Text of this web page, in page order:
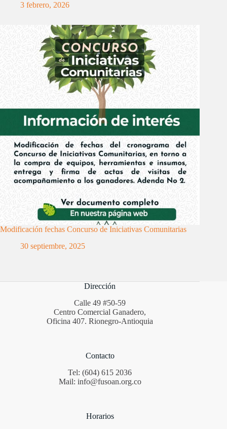
3 febrero, 2026
Modificación fechas Concurso de Iniciativas Comunitarias
30 septiembre, 2025
Dirección
Calle 49 #50-59
Centro Comercial Ganadero,
Oficina 407. Rionegro-Antioquia
Contacto
Tel: (604) 615 2036
Mail: info@fusoan.org.co
Horarios